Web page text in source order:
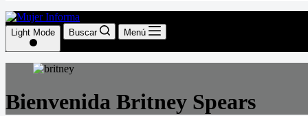
Light Mode Buscar Menú
Bienvenida Britney Spears